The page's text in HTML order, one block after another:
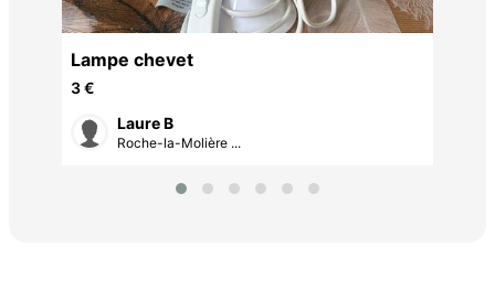
Lampe chevet
3 €
Laure B
Roche-la-Molière ...